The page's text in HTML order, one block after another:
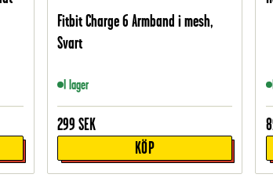
Fitbit Charge 6 Armband i mesh,
Svart
I lager
299 SEK
KÖP